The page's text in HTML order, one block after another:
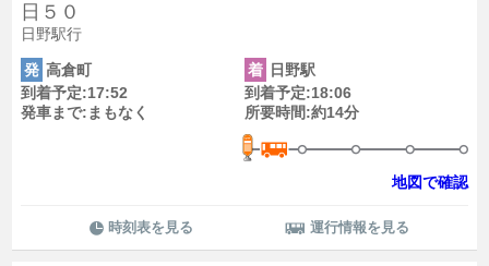
日５０
日野駅行
発 高倉町
到着予定:17:52
発車まで:まもなく
着 日野駅
到着予定:18:06
所要時間:約14分
地図で確認
時刻表を見る 運行情報を見る